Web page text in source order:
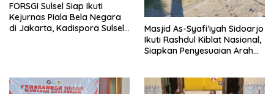
FORSGI Sulsel Siap Ikuti
Kejurnas Piala Bela Negara
di Jakarta, Kadispora Sulsel
Masjid As-Syafi’iyah Sidoarjo
Ikuti Rashdul Kiblat Nasional,
Siapkan Penyesuaian Arah